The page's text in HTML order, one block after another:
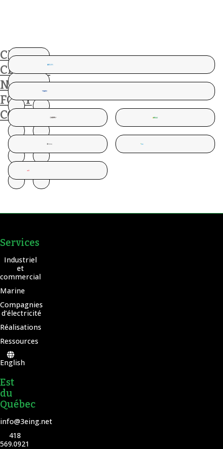
CES
CLIENTS
NOUS
FONT
CONFIANCE
Services
Industriel
et
commercial
Marine
Compagnies
d’électricité
Réalisations
Ressources
English
Est
du
Québec
info@3eing.net
418
569.0921